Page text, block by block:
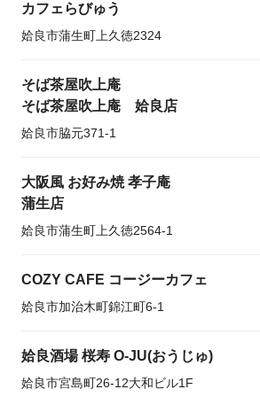
カフェらびゅう
姶良市蒲生町上久徳2324
そば茶屋吹上庵
そば茶屋吹上庵 姶良店
姶良市脇元371-1
大阪風 お好み焼 孝子庵
蒲生店
姶良市蒲生町上久徳2564-1
COZY CAFE コージーカフェ
姶良市加治木町錦江町6-1
姶良酒場 桜寿 O‐JU(おうじゅ)
姶良市宮島町26-12大和ビル1F